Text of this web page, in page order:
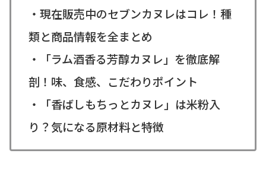
・現在販売中のセブンカヌレはコレ！種
類と商品情報を全まとめ
・「ラム酒香る芳醇カヌレ」を徹底解
剖！味、食感、こだわりポイント
・「香ばしもちっとカヌレ」は米粉入
り？気になる原材料と特徴